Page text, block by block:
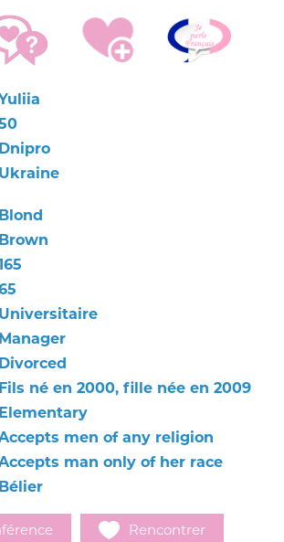
Dnipro
Ukraine
Blond
Brown
Universitaire
Manager
Divorced
Fils né en 2000, fille née en 2009
Elementary
men of any religion
man only of her race
Bélier
Rencontrer